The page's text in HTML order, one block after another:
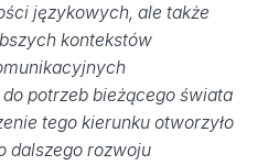
językowych, ale także
kontekstów
potrzeb bieżącego świata
tego kierunku otworzyło
dalszego rozwoju